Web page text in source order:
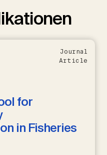
Journal
Article
for
in Fisheries